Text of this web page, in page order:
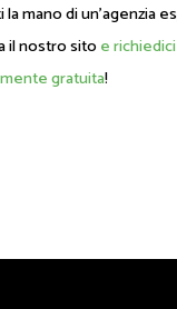
mano di un’agenzia
il nostro sitoe
gratuita!